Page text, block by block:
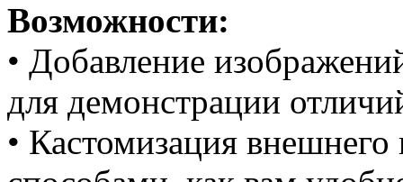
Возможности:
• Добавление
для демонстрации
• Кастомизация